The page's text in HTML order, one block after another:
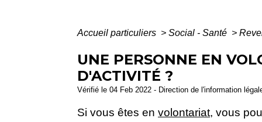
Accueil particuliers > Social - Santé >
UNE PERSONNE EN
D'ACTIVITÉ ?
Vérifié le 04 Feb 2022 - Direction de l'information
Si vous êtes en volontariat, vous